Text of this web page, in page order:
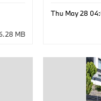
MB
Thu May 28